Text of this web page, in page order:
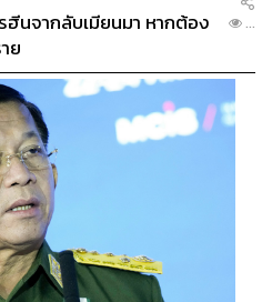
ปิด BUNKR by Fnatic ร้าน
รกในโลกที่กรุงลอนดอน
มีขายอุปกรณ์เกม
ทธิ์ต่างๆ รวมถึงโซน Virtual
ารสตรีมมิงสดเพื่อให้ลูกค้าที่
สบการณ์สดๆ กับคนทั่วโลก
เตอร์ ยูไนเต็ด รวมถึงแรงบันดาล
วกเขาได้สร้างกับสเกตบอร์ด
ฮีนจากลับเมียนมา หากต้อง
ย
...